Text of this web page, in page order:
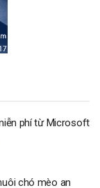
phí từ Microsoft
chó mèo an